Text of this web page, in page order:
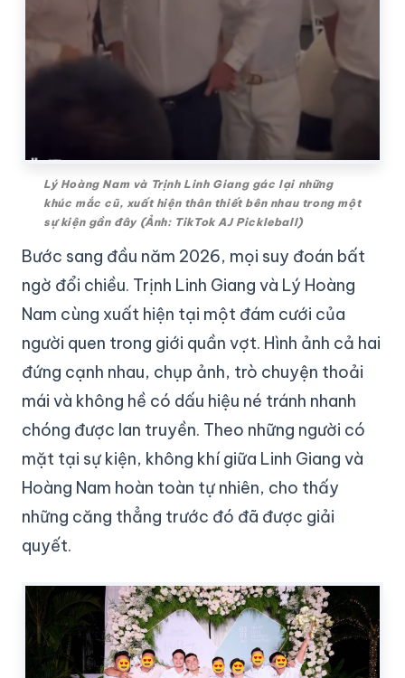
Lý Hoàng Nam và Trịnh Linh Giang gác lại những
khúc mắc cũ, xuất hiện thân thiết bên nhau trong một
sự kiện gần đây (Ảnh: TikTok AJ Pickleball)
Bước sang đầu năm 2026, mọi suy đoán bất
ngờ đổi chiều. Trịnh Linh Giang và Lý Hoàng
Nam cùng xuất hiện tại một đám cưới của
người quen trong giới quần vợt. Hình ảnh cả hai
đứng cạnh nhau, chụp ảnh, trò chuyện thoải
mái và không hề có dấu hiệu né tránh nhanh
chóng được lan truyền. Theo những người có
mặt tại sự kiện, không khí giữa Linh Giang và
Hoàng Nam hoàn toàn tự nhiên, cho thấy
những căng thẳng trước đó đã được giải
quyết.